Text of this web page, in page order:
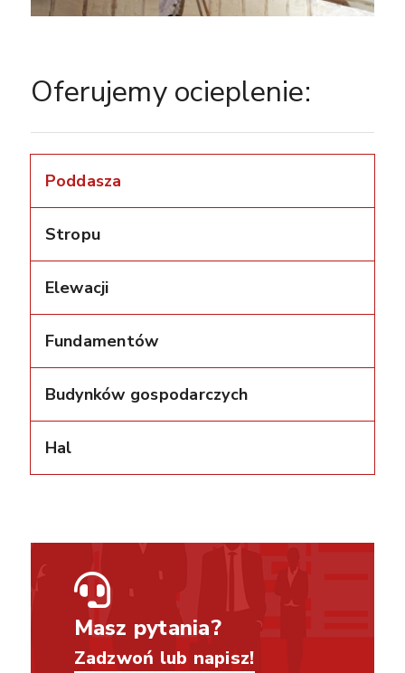
Oferujemy ocieplenie:
Poddasza
Stropu
Elewacji
Fundamentów
Budynków gospodarczych
Hal
Masz pytania?
Zadzwoń lub napisz!